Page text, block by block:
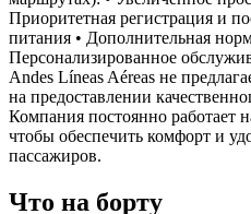
Приоритетная регистрация и
питания • Дополнительная
Персонализированное
Andes Líneas Aéreas не
на предоставлении
Компания постоянно работает
чтобы обеспечить комфорт и
пассажиров.
Что на борту